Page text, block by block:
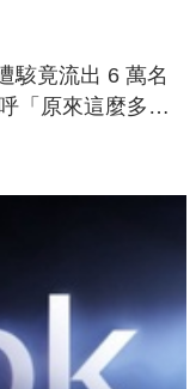
駭竟流出 6 萬名
「原來這麼多人